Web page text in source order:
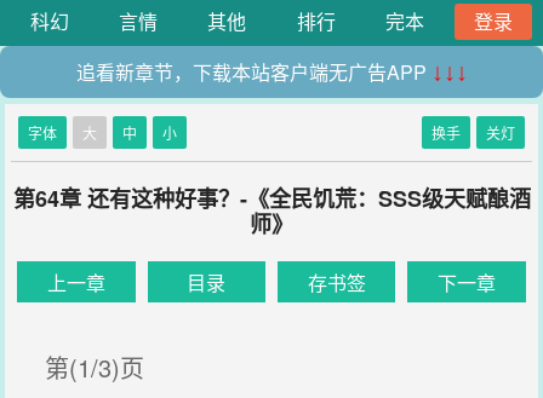
科幻
言情 其他 排行 完本
登录
追看新章节，下载本站客户端无广告APP ↓↓↓
字体 大 中 小 换手 关灯
第64章 还有这种好事？-《全民饥荒：SSS级天赋酿酒
师》
上一章 目录 存书签 下一章
第(1/3)页